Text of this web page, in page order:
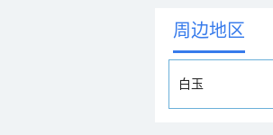
周边地区
白玉